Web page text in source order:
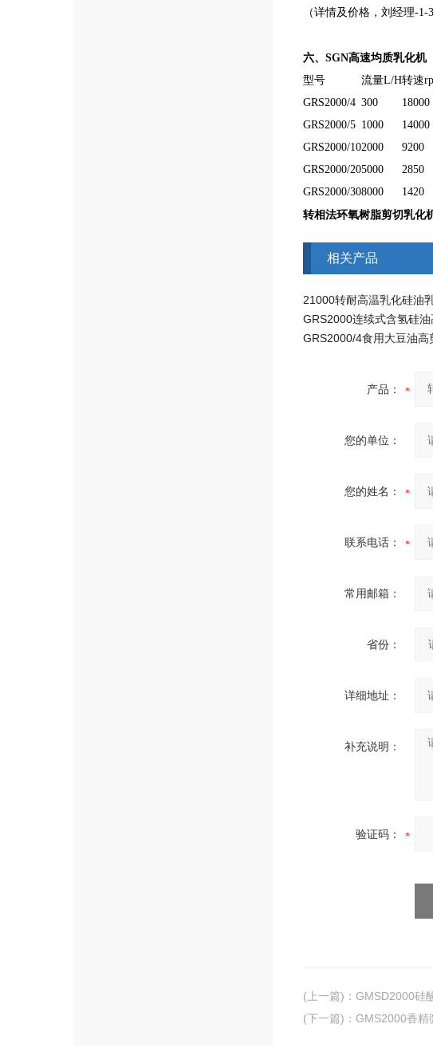
（详情及价格，刘经理-
六、SGN高速均质乳化机
型号
流量L/H转速
GRS2000/4 300 18000
GRS2000/5 1000 14000
GRS2000/102000 9200
GRS2000/205000 2850
GRS2000/308000 1420
转相法环氧树脂剪切乳化
相关产品
21000转耐高温乳化硅油
产品：
您的单位：
您的姓名：
联系电话：
常用邮箱：
省份：
详细地址：
补充说明：
验证码：
(上一篇) ： GMSD2000硅
(下一篇) ： GMS2000香精